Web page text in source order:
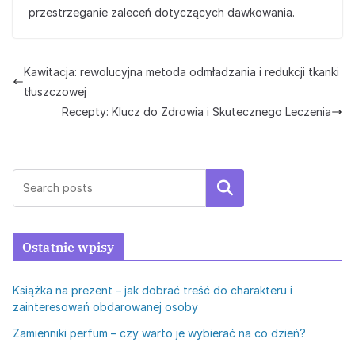
przestrzeganie zaleceń dotyczących dawkowania.
Kawitacja: rewolucyjna metoda odmładzania i redukcji tkanki
tłuszczowej
Recepty: Klucz do Zdrowia i Skutecznego Leczenia
Szukaj
Ostatnie wpisy
Książka na prezent – jak dobrać treść do charakteru i
zainteresowań obdarowanej osoby
Zamienniki perfum – czy warto je wybierać na co dzień?